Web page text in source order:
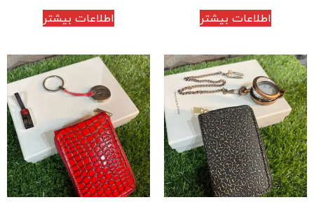
اطلاعات بیشتر
اطلاعات بیشتر